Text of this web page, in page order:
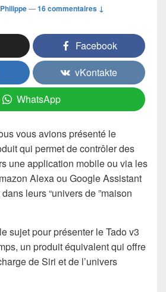
Philippe—16 commentaires ↓
Facebook
vKontakte
WhatsApp
vous avions présenté le
qui permet de contrôler des
une application mobile ou via les
Alexa ou Google Assistant
leurs “univers de ”maison
sujet pour présenter le Tado v3
un produit équivalent qui offre
de Siri et de l’univers